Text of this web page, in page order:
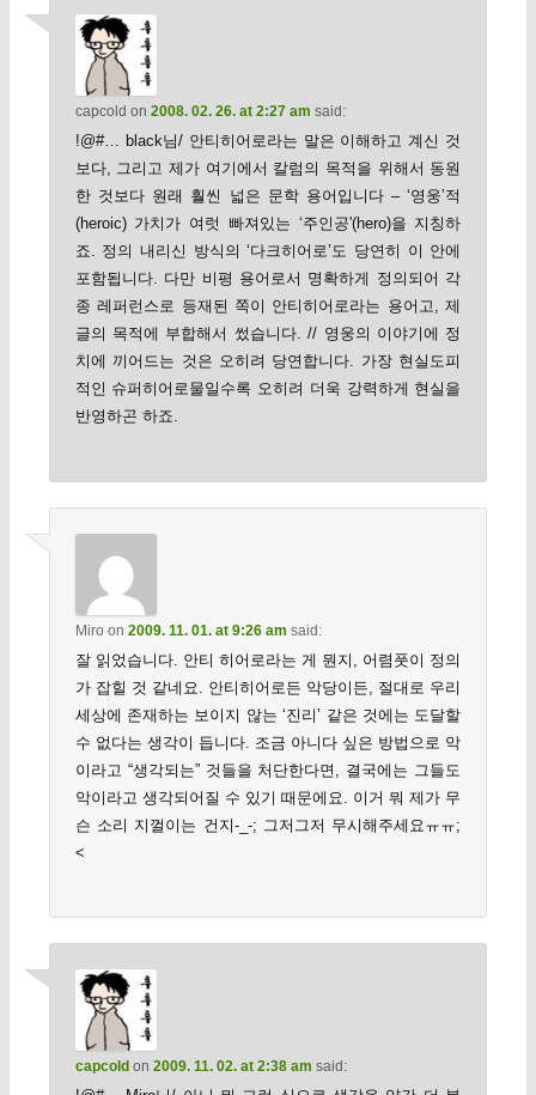
capcold on 2008. 02. 26. at 2:27 am said:
!@#… black님/ 안티히어로라는 말은 이해하고 계신 것
보다, 그리고 제가 여기에서 칼럼의 목적을 위해서 동원
한 것보다 원래 훨씬 넓은 문학 용어입니다 – ‘영웅’적
(heroic) 가치가 여럿 빠져있는 ‘주인공'(hero)을 지칭하
죠. 정의 내리신 방식의 ‘다크히어로’도 당연히 이 안에
포함됩니다. 다만 비평 용어로서 명확하게 정의되어 각
종 레퍼런스로 등재된 쪽이 안티히어로라는 용어고, 제
글의 목적에 부합해서 썼습니다. // 영웅의 이야기에 정
치에 끼어드는 것은 오히려 당연합니다. 가장 현실도피
적인 슈퍼히어로물일수록 오히려 더욱 강력하게 현실을
반영하곤 하죠.
Miro on 2009. 11. 01. at 9:26 am said:
잘 읽었습니다. 안티 히어로라는 게 뭔지, 어렴풋이 정의
가 잡힐 것 같네요. 안티히어로든 악당이든, 절대로 우리
세상에 존재하는 보이지 않는 ‘진리’ 같은 것에는 도달할
수 없다는 생각이 듭니다. 조금 아니다 싶은 방법으로 악
이라고 “생각되는” 것들을 처단한다면, 결국에는 그들도
악이라고 생각되어질 수 있기 때문에요. 이거 뭐 제가 무
슨 소리 지껄이는 건지-_-; 그저그저 무시해주세요ㅠㅠ;
<
capcold on 2009. 11. 02. at 2:38 am said: